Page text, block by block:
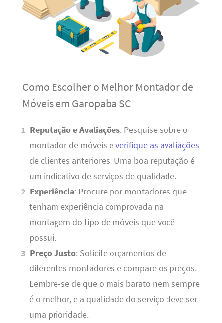
Como Escolher o Melhor Montador de
Móveis em Garopaba SC
Reputação e Avaliações: Pesquise sobre o
montador de móveis everifique as avaliações
de clientes anteriores. Uma boa reputação é
um indicativo de serviços de qualidade.
Experiência: Procure por montadores que
tenham experiência comprovada na
montagem do tipo de móveis que você
possui.
Preço Justo: Solicite orçamentos de
diferentes montadores e compare os preços.
Lembre-se de que o mais barato nem sempre
é o melhor, e a qualidade do serviço deve ser
uma prioridade.